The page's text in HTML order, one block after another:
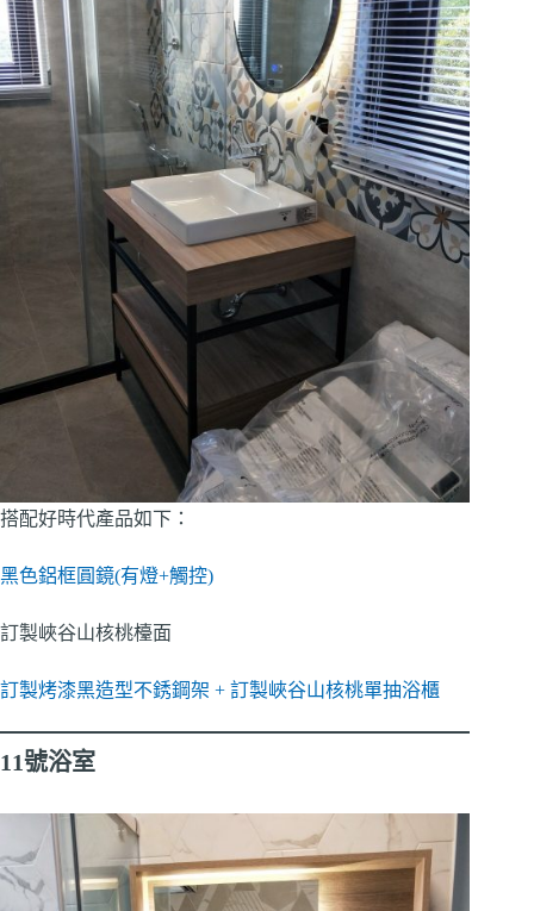
搭配好時代產品如下：
黑色鋁框圓鏡(有燈+觸控)
訂製峽谷山核桃檯面
訂製烤漆黑造型不銹鋼架 + 訂製峽谷山核桃單抽浴櫃
11號浴室